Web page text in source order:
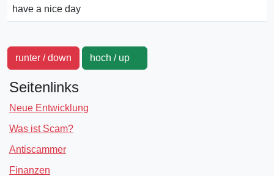
have a nice day
runter / down hoch / up
Seitenlinks
Neue Entwicklung
Was ist Scam?
Antiscammer
Finanzen